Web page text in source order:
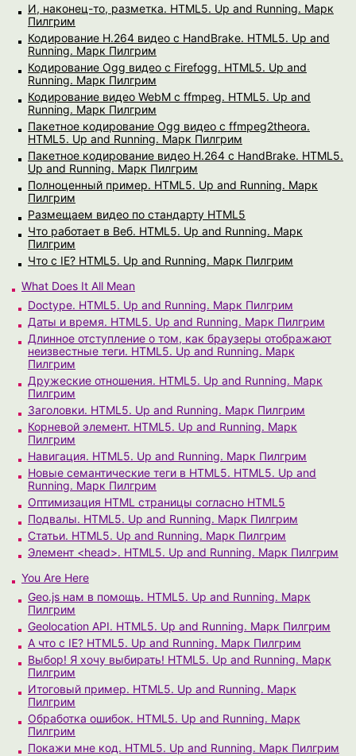
И, наконец-то, разметка. HTML5. Up and Running. Марк
Пилгрим
Кодирование H.264 видео с HandBrake. HTML5. Up and
Running. Марк Пилгрим
Кодирование Ogg видео с Firefogg. HTML5. Up and
Running. Марк Пилгрим
Кодирование видео WebM с ffmpeg. HTML5. Up and
Running. Марк Пилгрим
Пакетное кодирование Ogg видео с ffmpeg2theora.
HTML5. Up and Running. Марк Пилгрим
Пакетное кодирование видео H.264 с HandBrake. HTML5.
Up and Running. Марк Пилгрим
Полноценный пример. HTML5. Up and Running. Марк
Пилгрим
Размещаем видео по стандарту HTML5
Что работает в Веб. HTML5. Up and Running. Марк
Пилгрим
Что с IE? HTML5. Up and Running. Марк Пилгрим
What Does It All Mean
Doctype. HTML5. Up and Running. Марк Пилгрим
Даты и время. HTML5. Up and Running. Марк Пилгрим
Длинное отступление о том, как браузеры отображают
неизвестные теги. HTML5. Up and Running. Марк
Пилгрим
Дружеские отношения. HTML5. Up and Running. Марк
Пилгрим
Заголовки. HTML5. Up and Running. Марк Пилгрим
Корневой элемент. HTML5. Up and Running. Марк
Пилгрим
Навигация. HTML5. Up and Running. Марк Пилгрим
Новые семантические теги в HTML5. HTML5. Up and
Running. Марк Пилгрим
Оптимизация HTML страницы согласно HTML5
Подвалы. HTML5. Up and Running. Марк Пилгрим
Статьи. HTML5. Up and Running. Марк Пилгрим
Элемент <head>. HTML5. Up and Running. Марк Пилгрим
You Are Here
Geo.js нам в помощь. HTML5. Up and Running. Марк
Пилгрим
Geolocation API. HTML5. Up and Running. Марк Пилгрим
А что с IE? HTML5. Up and Running. Марк Пилгрим
Выбор! Я хочу выбирать! HTML5. Up and Running. Марк
Пилгрим
Итоговый пример. HTML5. Up and Running. Марк
Пилгрим
Обработка ошибок. HTML5. Up and Running. Марк
Пилгрим
Покажи мне код. HTML5. Up and Running. Марк Пилгрим